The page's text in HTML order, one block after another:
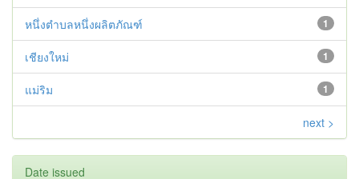
1
หนึ่งตำบลหนึ่งผลิตภัณฑ์
1
เชียงใหม่
1
แม่ริม
next >
Date issued